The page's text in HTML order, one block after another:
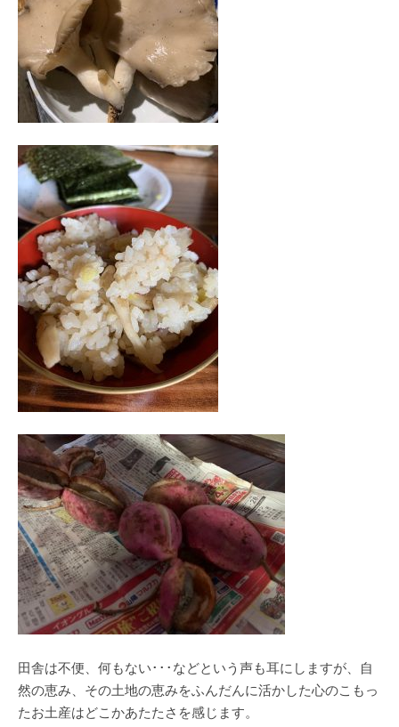
田舎は不便、何もない･･･などという声も耳にしますが、自
然の恵み、その土地の恵みをふんだんに活かした心のこもっ
たお土産はどこかあたたさを感じます。